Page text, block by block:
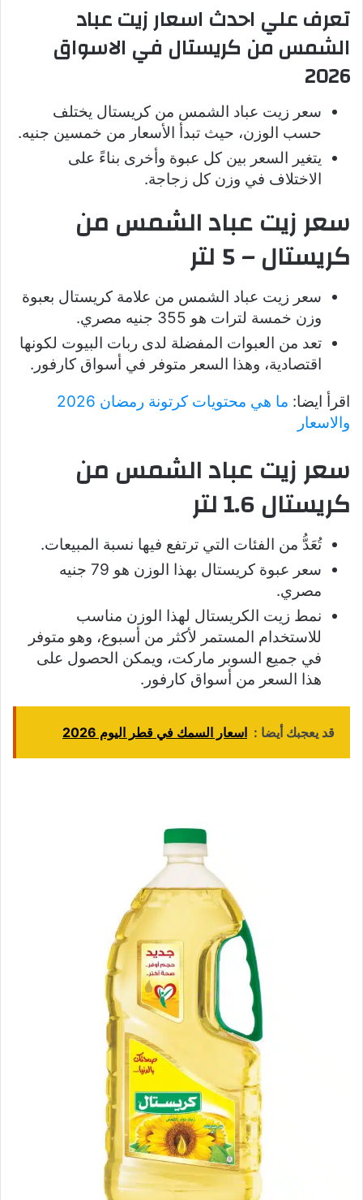
تعرف علي احدث اسعار زيت عباد
الشمس من كريستال في الاسواق
2026
سعر زيت عباد الشمس من كريستال يختلف
حسب الوزن، حيث تبدأ الأسعار من خمسين جنيه.
يتغير السعر بين كل عبوة وأخرى بناءً على
الاختلاف في وزن كل زجاجة.
سعر زيت عباد الشمس من
كريستال – 5 لتر
سعر زيت عباد الشمس من علامة كريستال بعبوة
وزن خمسة لترات هو 355 جنيه مصري.
تعد من العبوات المفضلة لدى ربات البيوت لكونها
اقتصادية، وهذا السعر متوفر في أسواق كارفور.
اقرأ ايضا:
ما هي محتويات كرتونة رمضان 2026
والاسعار
سعر زيت عباد الشمس من
كريستال 1.6 لتر
تُعَدُّ من الفئات التي ترتفع فيها نسبة المبيعات.
سعر عبوة كريستال بهذا الوزن هو 79 جنيه
مصري.
نمط زيت الكريستال لهذا الوزن مناسب
للاستخدام المستمر لأكثر من أسبوع، وهو متوفر
في جميع السوبر ماركت، ويمكن الحصول على
هذا السعر من أسواق كارفور.
قد يعجبك أيضا : اسعار السمك في قطر اليوم 2026